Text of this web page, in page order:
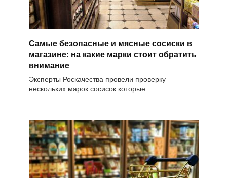
Самые безопасные и мясные сосиски в
магазине: на какие марки стоит обратить
внимание
Эксперты Роскачества провели проверку
нескольких марок сосисок которые